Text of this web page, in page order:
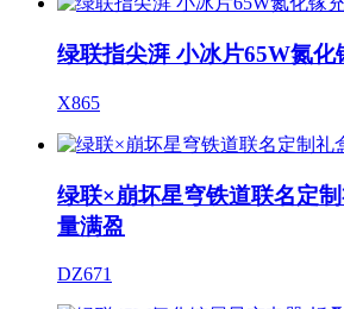
绿联指尖湃 小冰片65W氮化
X865
绿联×崩坏星穹铁道联名定
量满盈
DZ671